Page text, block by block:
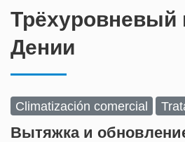
Трёхуровневый
Дении
Climatización comercial
Вытяжка и